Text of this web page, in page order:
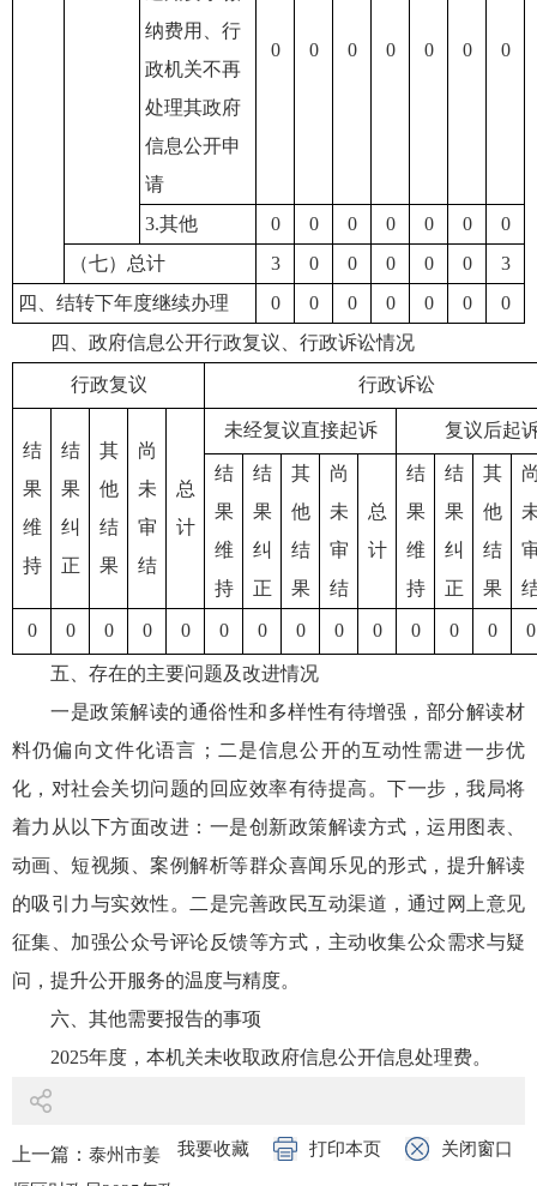
纳费用、行
政机关不再
处理其政府
信息公开申
请
0 0 0 0 0 0 0
3.其他 0 0 0 0 0 0
0
（七）总计
3 0 0 0 0 0
3
四、结转下年度继续办理
0 0 0 0 0 0
0
四、政府信息公开行政复议、行政诉讼情况
行政复议 行政诉讼
结
果
维
持
结
果
纠
正
其
他
结
果
尚
未
审
结
总
计
未经复议直接起诉 复议后起
结
果
维
持
结
果
纠
正
其
他
结
果
尚
未
审
结
总
计
结
果
维
持
结
果
纠
正
其
他
结
果
0 0 0 0 0 0 0 0 0 0 0 0 0 0
五、存在的主要问题及改进情况
一是政策解读的通俗性和多样性有待增强，部分解读材
料仍偏向文件化语言；二是信息公开的互动性需进一步优
化，对社会关切问题的回应效率有待提高。下一步，我局将
着力从以下方面改进：一是创新政策解读方式，运用图表、
动画、短视频、案例解析等群众喜闻乐见的形式，提升解读
的吸引力与实效性。二是完善政民互动渠道，通过网上意见
征集、加强公众号评论反馈等方式，主动收集公众需求与疑
问，提升公开服务的温度与精度。
六、其他需要报告的事项
2025年度，本机关未收取政府信息公开信息处理费。
我要收藏 打印本页 关闭窗口
上一篇： 泰州市姜